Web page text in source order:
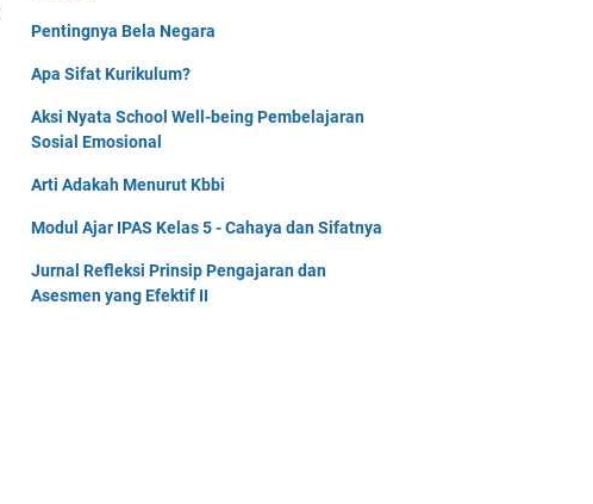
Pentingnya Bela Negara
Apa Sifat Kurikulum?
Aksi Nyata School Well-being Pembelajaran
Sosial Emosional
Arti Adakah Menurut Kbbi
Modul Ajar IPAS Kelas 5 - Cahaya dan Sifatnya
Jurnal Refleksi Prinsip Pengajaran dan
Asesmen yang Efektif II